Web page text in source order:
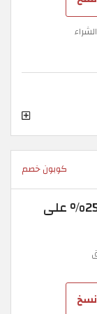
كوبون خصم
كود خصم ايهيرب اول طلب | خصم 25% على
نسخ